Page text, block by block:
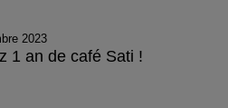
2023
1 an de café Sati !